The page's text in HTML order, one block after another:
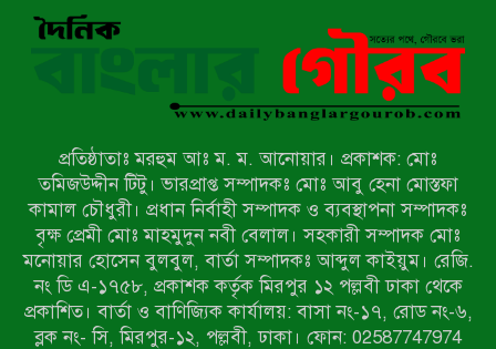
নেওয়ার হুমকি দিলেন দোড়া মাদরাসার
পরিচয় দেওয়া সভাপতি
উখিয়ায় বিজিবির অভিযানে ৪০ হাজার
ইয়াবাসহ যুবক আটক
পোরশায় ৭ মাসে ১৯ জনের অপমৃত্যু,
শীর্ষে আত্মহত্যা
হিন্দু বৌদ্ধ খ্রিস্টান কল্যাণ ফ্রন্টের
নীলফামারী কমিটি নিয়ে প্রশ্ন, প্রতিবাদে
সদস্য সচিব
প্রতিষ্ঠাতাঃ মরহুম আঃ ম. ম. আনোয়ার। প্রকাশক: মোঃ
তমিজউদ্দীন টিটু। ভারপ্রাপ্ত সম্পাদকঃ মোঃ আবু হেনা মোস্তফা
কামাল চৌধুরী। প্রধান নির্বাহী সম্পাদক ও ব্যবস্থাপনা সম্পাদকঃ
বৃক্ষ প্রেমী মোঃ মাহমুদুন নবী বেলাল। সহকারী সম্পাদক মোঃ
মনোয়ার হোসেন বুলবুল, বার্তা সম্পাদকঃ আব্দুল কাইয়ুম। রেজি.
নং ডি এ-১৭৫৮, প্রকাশক কর্তৃক মিরপুর ১২ পল্লবী ঢাকা থেকে
প্রকাশিত। বার্তা ও বাণিজ্যিক কার্যালয়: বাসা নং-১৭, রোড নং-৬,
ব্লক নং- সি, মিরপুর-১২, পল্লবী, ঢাকা। ফোন: 02587747974